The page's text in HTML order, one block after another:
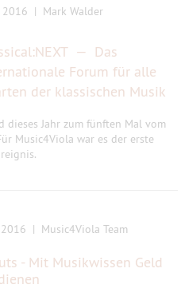
2016 | Mark Walder
— Das
Forum für alle
der klassischen Musik
dieses Jahr zum fünften Mal vom
Music4Viola war es der erste
2016 | Music4Viola Team
- Mit Musikwissen Geld